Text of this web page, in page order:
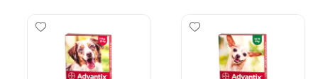
Add wishlist
Add wishlist